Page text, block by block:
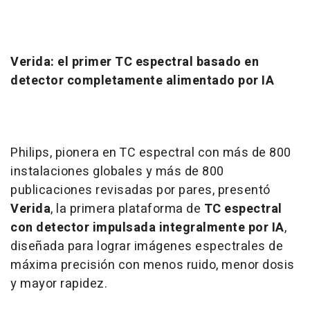
Verida: el primer TC espectral basado en
detector completamente alimentado por IA
Philips, pionera en TC espectral con más de 800
instalaciones globales y más de 800
publicaciones revisadas por pares, presentó
Verida, la primera plataforma de TC espectral
con detector impulsada integralmente por IA,
diseñada para lograr imágenes espectrales de
máxima precisión con menos ruido, menor dosis
y mayor rapidez.